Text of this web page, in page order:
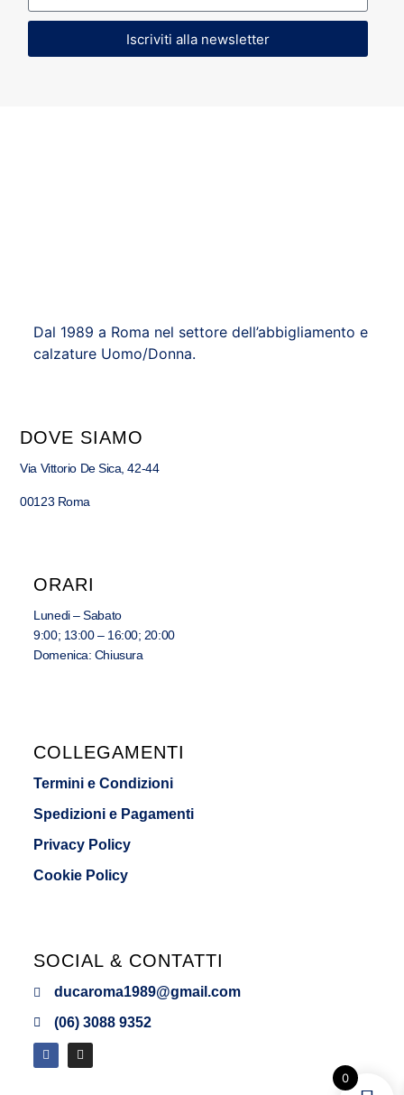
Iscriviti alla newsletter
Dal 1989 a Roma nel settore dell’abbigliamento e
calzature Uomo/Donna.
DOVE SIAMO
Via Vittorio De Sica, 42-44
00123 Roma
ORARI
Lunedi – Sabato
9:00; 13:00 – 16:00; 20:00
Domenica: Chiusura
COLLEGAMENTI
Termini e Condizioni
Spedizioni e Pagamenti
Privacy Policy
Cookie Policy
SOCIAL & CONTATTI
ducaroma1989@gmail.com
(06) 3088 9352
0